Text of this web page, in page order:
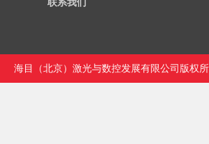
海目（北京）激光与数控发展有限公司版权